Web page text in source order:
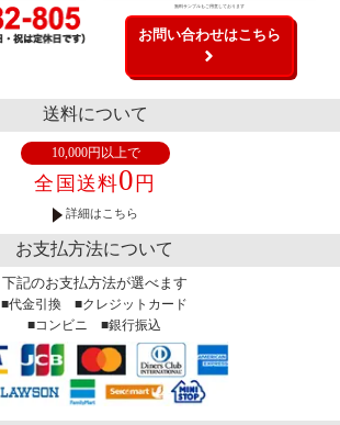
無料サンプルもご用意しております
お問い合わせはこちら
送料について
10,000円以上で
全国送料0 円
詳細はこちら
お支払方法について
下記のお支払方法が選べます
■代金引換 ■クレジットカード
■コンビニ ■銀行振込